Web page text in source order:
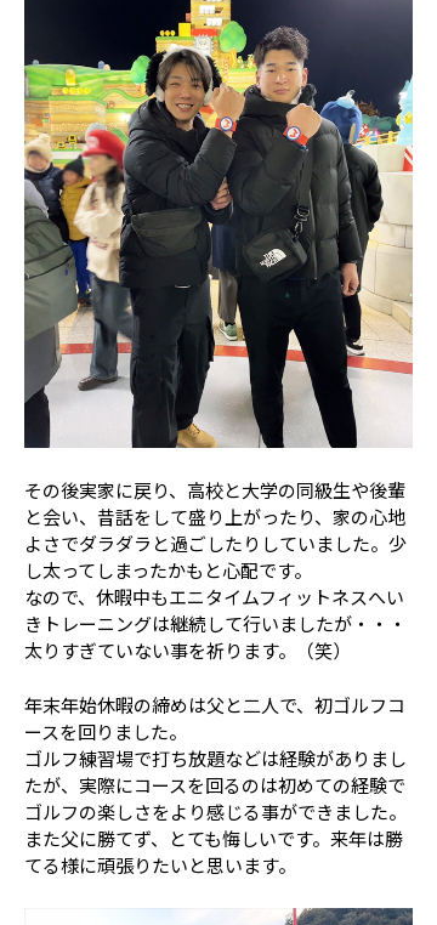
その後実家に戻り、高校と大学の同級生や後輩
と会い、昔話をして盛り上がったり、家の心地
よさでダラダラと過ごしたりしていました。少
し太ってしまったかもと心配です。
なので、休暇中もエニタイムフィットネスへい
きトレーニングは継続して行いましたが・・・
太りすぎていない事を祈ります。（笑）
年末年始休暇の締めは父と二人で、初ゴルフコ
ースを回りました。
ゴルフ練習場で打ち放題などは経験がありまし
たが、実際にコースを回るのは初めての経験で
ゴルフの楽しさをより感じる事ができました。
また父に勝てず、とても悔しいです。来年は勝
てる様に頑張りたいと思います。